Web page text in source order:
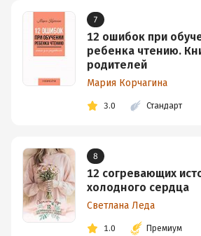
7
12 ошибок при
ребенка чтению.
родителей
Мария Корчагина
3.0 Стандарт
8
12 согревающих
холодного сердца
Светлана Леда
1.0 Премиум